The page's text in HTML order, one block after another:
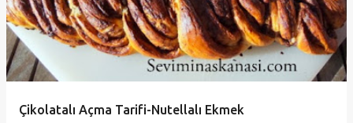
Çikolatalı Açma Tarifi-Nutellalı Ekmek